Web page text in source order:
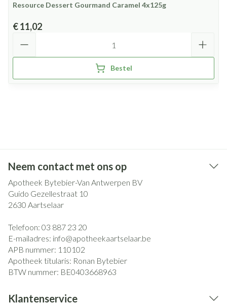
Resource Dessert Gourmand Caramel 4x125g
€ 11,02
Bestel
Neem contact met ons op
Apotheek Bytebier-Van Antwerpen BV
Guido Gezellestraat 10
2630 Aartselaar
Telefoon: 03 887 23 20
E-mailadres: info@apotheekaartselaar.be
APB nummer: 110102
Apotheek titularis: Ronan Bytebier
BTW nummer: BE0403668963
Klantenservice